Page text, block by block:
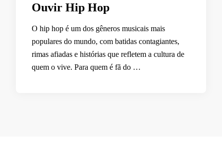
Ouvir Hip Hop
O hip hop é um dos gêneros musicais mais
populares do mundo, com batidas contagiantes,
rimas afiadas e histórias que refletem a cultura de
quem o vive. Para quem é fã do …